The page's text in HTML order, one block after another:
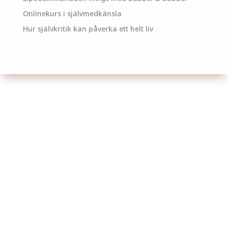
Onlinekurs i självmedkänsla
Hur självkritik kan påverka ett helt liv